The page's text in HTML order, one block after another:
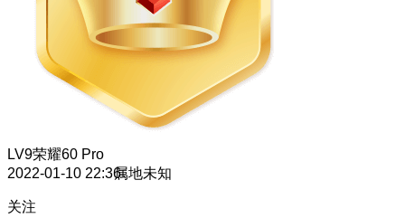
LV9荣耀60 Pro
2022-01-10 22:36属地未知
关注